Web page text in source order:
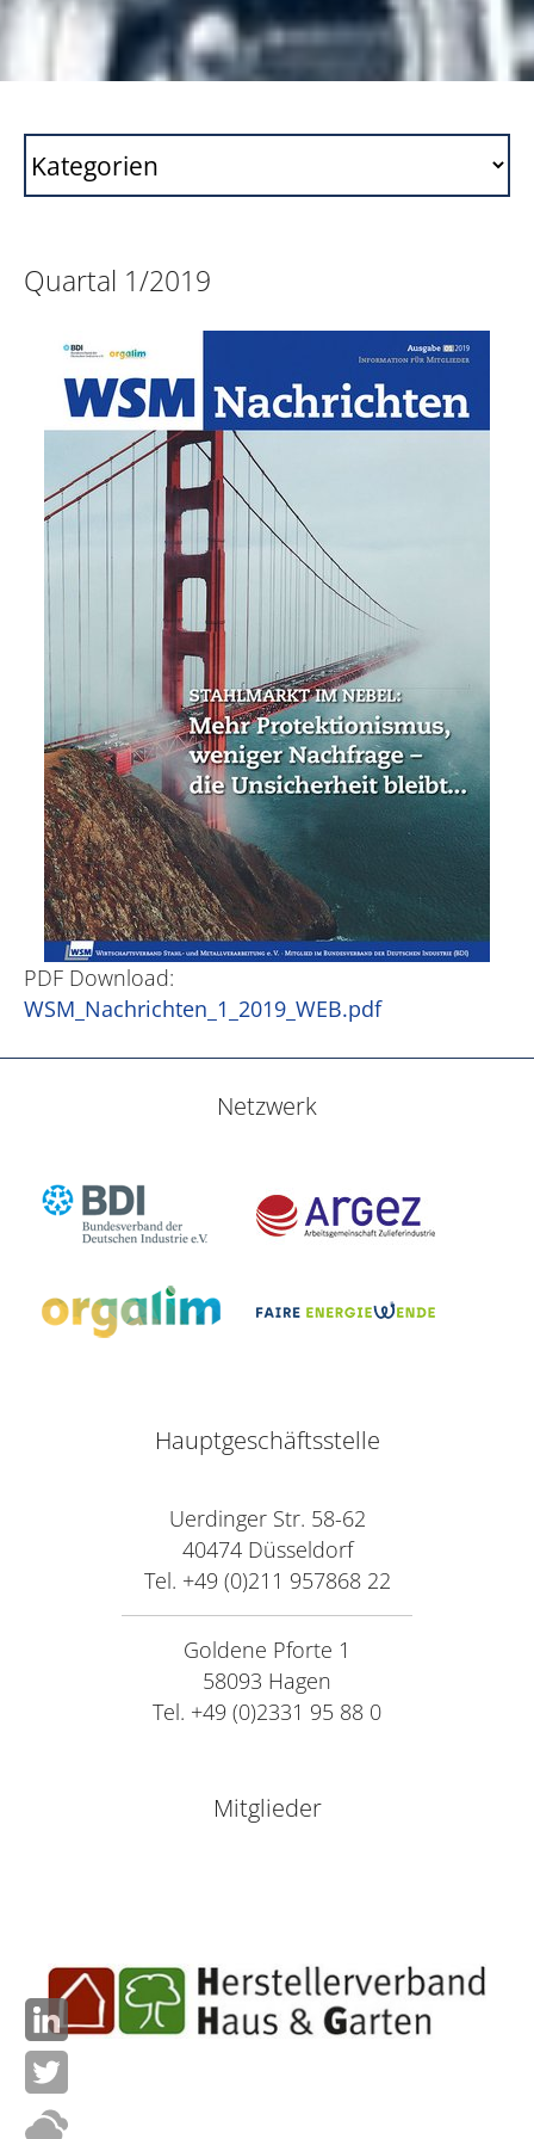
Quartal 1/2019
PDF Download:
WSM_Nachrichten_1_2019_WEB.pdf
Netzwerk
Hauptgeschäftsstelle
Uerdinger Str. 58-62
40474 Düsseldorf
Tel. +49 (0)211 957868 22
Goldene Pforte 1
58093 Hagen
Tel. +49 (0)2331 95 88 0
Mitglieder